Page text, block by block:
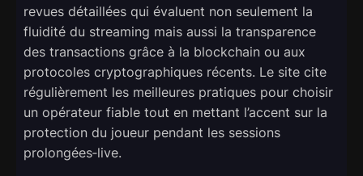
revues détaillées qui évaluent non seulement la
fluidité du streaming mais aussi la transparence
des transactions grâce à la blockchain ou aux
protocoles cryptographiques récents. Le site cite
régulièrement les meilleures pratiques pour choisir
un opérateur fiable tout en mettant l’accent sur la
protection du joueur pendant les sessions
prolongées‑live.